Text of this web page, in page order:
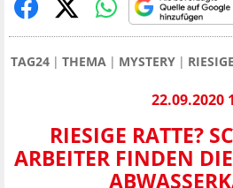
TAG24 THEMA MYSTERY
22.09.2020
RIESIGE RATTE?
ARBEITER FINDEN